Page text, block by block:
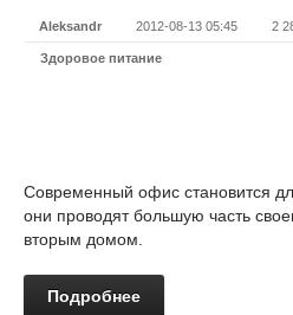
Aleksandr 2012-08-13 05:45 2
Здоровое питание
Современный офис становится
они проводят большую часть
вторым домом.
Подробнее